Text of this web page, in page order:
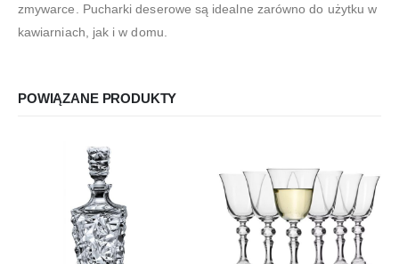
zmywarce. Pucharki deserowe są idealne zarówno do użytku w
kawiarniach, jak i w domu.
POWIĄZANE PRODUKTY